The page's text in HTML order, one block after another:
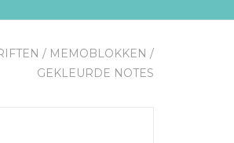
/ MEMOBLOKKEN /
GEKLEURDE NOTES